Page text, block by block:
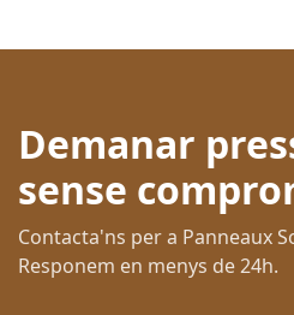
Demanar
sense
Contacta'ns per a Panneaux
Responem en menys de 24h.